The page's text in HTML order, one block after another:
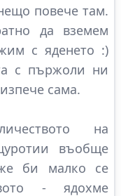
повече там.
да вземем
с яденето :)
с пържоли ни
сама.
на
въобще
би малко се
- ядохме